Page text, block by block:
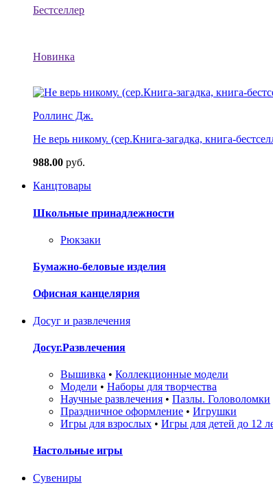
Бестселлер
Новинка
Роллинс Дж.
Не верь никому. (сер.Книга-загадка, книга-
988.00 руб.
Канцтовары
Школьные принадлежности
Рюкзаки
Бумажно-беловые изделия
Офисная канцелярия
Досуг и развлечения
Досуг.Развлечения
Вышивка • Коллекционные модели
Модели • Наборы для творчества
Научные развлечения • Пазлы. Головоломки
Праздничное оформление • Игрушки
Игры для взрослых • Игры для детей до 12
Настольные игры
Сувениры